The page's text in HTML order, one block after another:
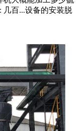
几百...设备的安装脱